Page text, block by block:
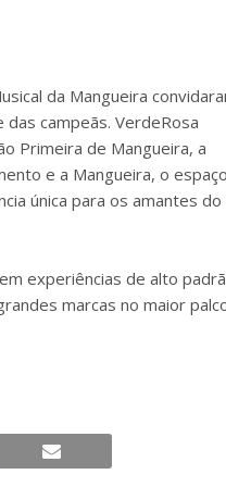
da Mangueira
das campeãs. VerdeRosa
Primeira de Mangueira, a
e a Mangueira, o
única para os amantes do
experiências de alto
marcas no maior